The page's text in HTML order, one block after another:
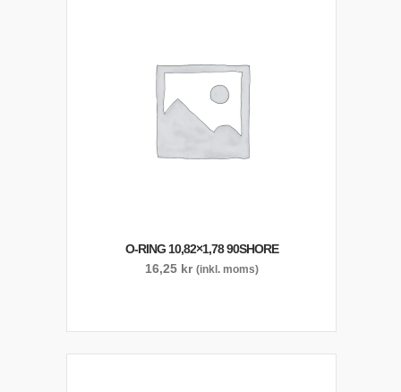
O-RING 10,82×1,78 90SHORE
16,25 kr (inkl. moms)